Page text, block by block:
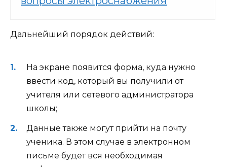
Дальнейший порядок действий:
На экране появится форма, куда нужно
ввести код, который вы получили от
учителя или сетевого администратора
школы;
Данные также могут прийти на почту
ученика. В этом случае в электронном
письме будет вся необходимая